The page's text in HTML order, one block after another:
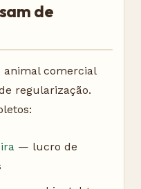
de
animal comercial
regularização.
— lucro de